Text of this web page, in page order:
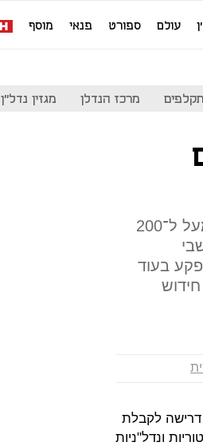
עולם ספורט פנאי מוסף
מרכז הנדלן מגזין נדל"ן 2022
הפטריארכיה היוונית אורתודוקסית מכרה בשנה שעברה מעל ל־200
בעוד
חידוש
דרישה לקבלת
ונדל"ניות